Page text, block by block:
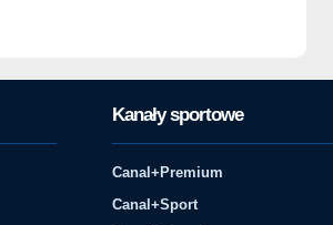
Kanały sportowe
Canal+Premium
Canal+Sport